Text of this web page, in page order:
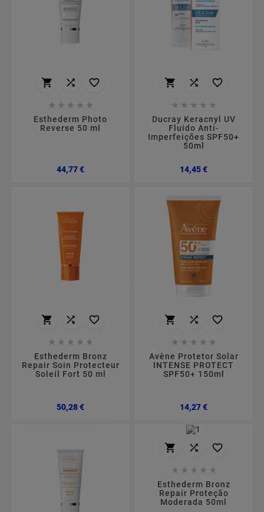
  
    
Esthederm Photo
Reverse 50 ml
44,77 €Preço
  
    
Ducray Keracnyl UV
Fluido Anti-
Imperfeições SPF50+
50ml
14,45 €Preço
  
    
Esthederm Bronz
Repair Soin Protecteur
Soleil Fort 50 ml
50,28 €Preço
  
    
Avène Protetor Solar
INTENSE PROTECT
SPF50+ 150ml
14,27 €Preço
  
    
Esthederm Bronz
Repair Proteção
Moderada 50ml